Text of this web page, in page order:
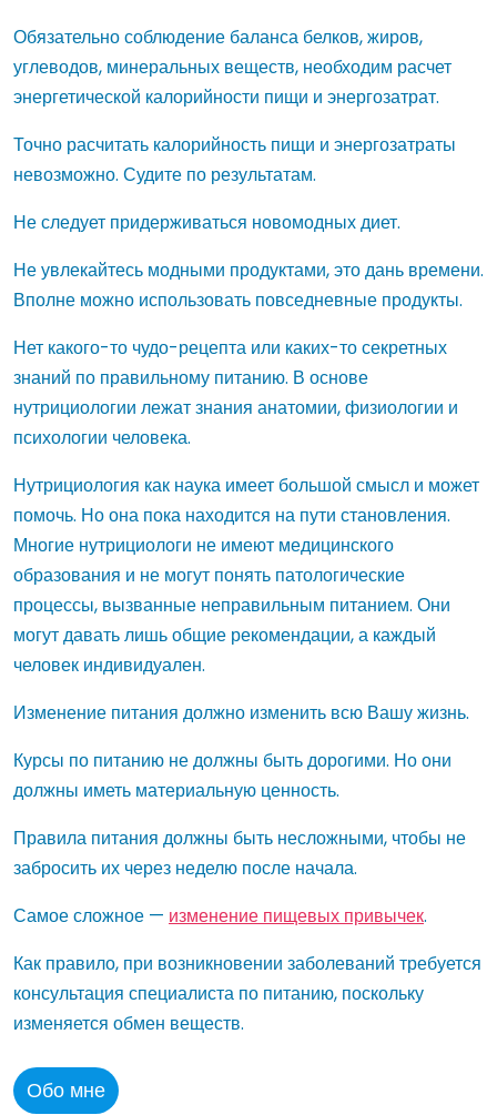
Обязательно соблюдение баланса белков, жиров,
углеводов, минеральных веществ, необходим расчет
энергетической калорийности пищи и энергозатрат.
Точно расчитать калорийность пищи и энергозатраты
невозможно. Судите по результатам.
Не следует придерживаться новомодных диет.
Не увлекайтесь модными продуктами, это дань времени.
Вполне можно использовать повседневные продукты.
Нет какого-то чудо-рецепта или каких-то секретных
знаний по правильному питанию. В основе
нутрициологии лежат знания анатомии, физиологии и
психологии человека.
Нутрициология как наука имеет большой смысл и может
помочь. Но она пока находится на пути становления.
Многие нутрициологи не имеют медицинского
образования и не могут понять патологические
процессы, вызванные неправильным питанием. Они
могут давать лишь общие рекомендации, а каждый
человек индивидуален.
Изменение питания должно изменить всю Вашу жизнь.
Курсы по питанию не должны быть дорогими. Но они
должны иметь материальную ценность.
Правила питания должны быть несложными, чтобы не
забросить их через неделю после начала.
Самое сложное — изменение пищевых привычек.
Как правило, при возникновении заболеваний требуется
консультация специалиста по питанию, поскольку
изменяется обмен веществ.
Обо мне